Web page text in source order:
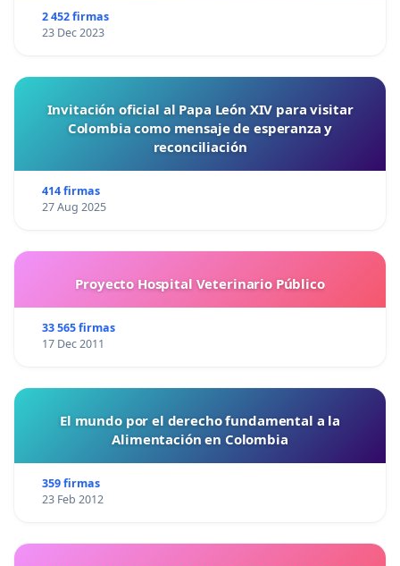
2 452 firmas
23 Dec 2023
Invitación oficial al Papa León XIV para visitar
Colombia como mensaje de esperanza y
reconciliación
414 firmas
27 Aug 2025
Proyecto Hospital Veterinario Público
33 565 firmas
17 Dec 2011
El mundo por el derecho fundamental a la
Alimentación en Colombia
359 firmas
23 Feb 2012